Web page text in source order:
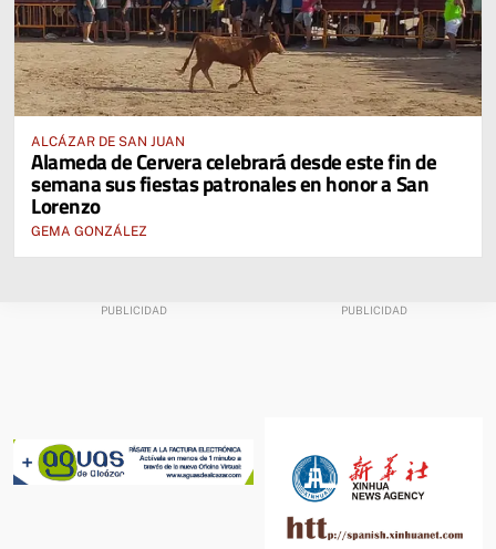
ALCÁZAR DE SAN JUAN
Alameda de Cervera celebrará desde este fin de
semana sus fiestas patronales en honor a San
Lorenzo
GEMA GONZÁLEZ